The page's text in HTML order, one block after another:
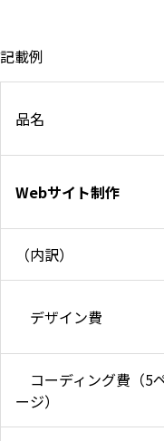
記載例
品名
Webサイト制作
（内訳）
デザイン費
コーディング費（5
ージ）